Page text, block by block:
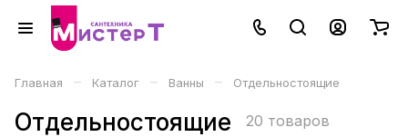
Главная – Каталог – Ванны – Отдельностоящие
Отдельностоящие 20 товаров